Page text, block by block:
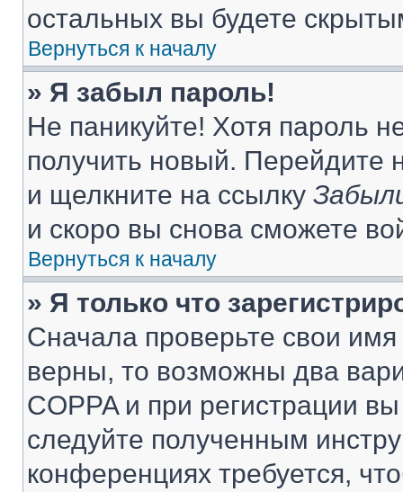
остальных вы будете
Вернуться к началу
» Я забыл пароль!
Не паникуйте! Хотя пароль
получить новый. Перейдите
и щелкните на ссылку
и скоро вы снова сможете
Вернуться к началу
» Я только что
Сначала проверьте свои
верны, то возможны два
COPPA и при регистрации
следуйте полученным
конференциях требуется,